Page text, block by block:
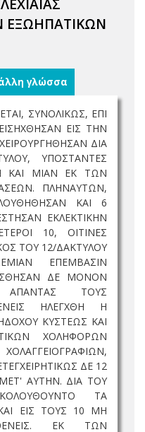
ΕΞΩΗΠΑΤΙΚΩΝ
γλώσσα
ΣΥΝΟΛΙΚΩΣ, ΕΠΙ
ΕΙΣ ΤΗΝ
ΔΙΑ
ΥΠΟΣΤΑΝΤΕΣ
ΚΑΙ ΜΙΑΝ ΕΚ ΤΩΝ
ΠΛΗΝΑΥΤΩΝ,
ΚΑΙ 6
ΕΚΛΕΚΤΙΚΗΝ
10, ΟΙΤΙΝΕΣ
ΤΟΥ 12/ΔΑΚΤΥΛΟΥ
ΕΠΕΜΒΑΣΙΝ
ΔΕ ΜΟΝΟΝ
ΑΠΑΝΤΑΣ ΤΟΥΣ
ΗΛΕΓΧΘΗ Η
ΚΥΣΤΕΩΣ ΚΑΙ
ΧΟΛΗΦΟΡΩΝ
ΔΕ 12
ΑΥΤΗΝ. ΔΙΑ ΤΟΥ
ΤΑ
ΕΙΣ ΤΟΥΣ 10 ΜΗ
ΕΚ ΤΩΝ